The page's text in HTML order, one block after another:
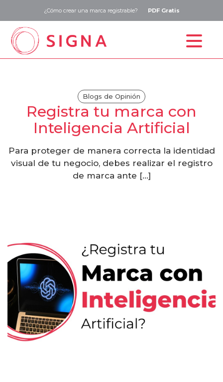
¿Cómo crear una marca registrable? PDF Gratis
Estudio de marca
Registro de marca
Precios
Blog
Contacto
Blogs de Opinión
Registra tu marca con
Inteligencia Artificial
Para proteger de manera correcta la identidad
visual de tu negocio, debes realizar el registro
de marca ante […]